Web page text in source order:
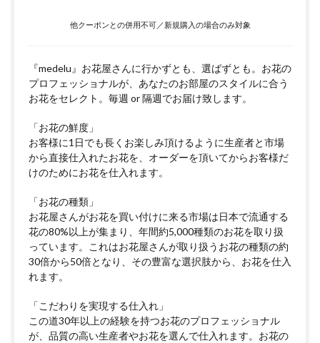
他クーポンとの併用不可／新規購入の場合のみ対象
『medelu』お花屋さんに行かずとも、選ばずとも。お花の
プロフェッショナルが、あなたのお部屋のスタイルに合う
お花をセレクト。毎週 or 隔週でお届け致します。
「お花の鮮度」
お客様に1日でも長くお楽しみ頂けるように生産者と市場
から直接仕入れたお花を、オーダーを頂いてからお客様だ
けのためにお花を仕入れます。
「お花の種類」
お花屋さんがお花を買い付けに来る市場は日本で流通する
花の80%以上が集まり、年間約5,000種類のお花を取り扱
っています。これはお花屋さんが取り扱うお花の種類の約
30倍から50倍となり、その豊富な選択肢から、お花を仕入
れます。
「こだわりを実現する仕入れ」
この道30年以上の経験を持つお花のプロフェッショナル
が、品質の高い生産者やお花を選んで仕入れます。お花の